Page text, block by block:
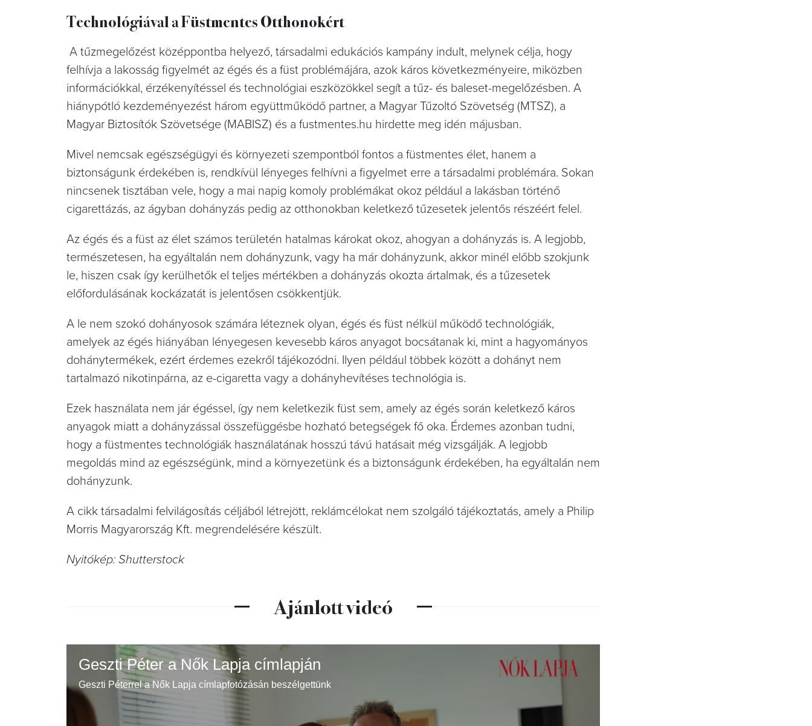
Technológiával a Füstmentes Otthonokért
A tűzmegelőzést középpontba helyező, társadalmi edukációs kampány indult, melynek célja, hogy
felhívja a lakosság figyelmét az égés és a füst problémájára, azok káros következményeire, miközben
információkkal, érzékenyítéssel és technológiai eszközökkel segít a tűz- és baleset-megelőzésben. A
hiánypótló kezdeményezést három együttműködő partner, a Magyar Tűzoltó Szövetség (MTSZ), a
Magyar Biztosítók Szövetsége (MABISZ) és a fustmentes.hu hirdette meg idén májusban.
Mivel nemcsak egészségügyi és környezeti szempontból fontos a füstmentes élet, hanem a
biztonságunk érdekében is, rendkívül lényeges felhívni a figyelmet erre a társadalmi problémára. Sokan
nincsenek tisztában vele, hogy a mai napig komoly problémákat okoz például a lakásban történő
cigarettázás, az ágyban dohányzás pedig az otthonokban keletkező tűzesetek jelentős részéért felel.
Az égés és a füst az élet számos területén hatalmas károkat okoz, ahogyan a dohányzás is. A legjobb,
természetesen, ha egyáltalán nem dohányzunk, vagy ha már dohányzunk, akkor minél előbb szokjunk
le, hiszen csak így kerülhetők el teljes mértékben a dohányzás okozta ártalmak, és a tűzesetek
előfordulásának kockázatát is jelentősen csökkentjük.
A le nem szokó dohányosok számára léteznek olyan, égés és füst nélkül működő technológiák,
amelyek az égés hiányában lényegesen kevesebb káros anyagot bocsátanak ki, mint a hagyományos
dohánytermékek, ezért érdemes ezekről tájékozódni. Ilyen például többek között a dohányt nem
tartalmazó nikotinpárna, az e-cigaretta vagy a dohányhevítéses technológia is.
Ezek használata nem jár égéssel, így nem keletkezik füst sem, amely az égés során keletkező káros
anyagok miatt a dohányzással összefüggésbe hozható betegségek fő oka. Érdemes azonban tudni,
hogy a füstmentes technológiák használatának hosszú távú hatásait még vizsgálják. A legjobb
megoldás mind az egészségünk, mind a környezetünk és a biztonságunk érdekében, ha egyáltalán nem
dohányzunk.
A cikk társadalmi felvilágosítás céljából létrejött, reklámcélokat nem szolgáló tájékoztatás, amely a Philip
Morris Magyarország Kft. megrendelésére készült.
Nyitókép: Shutterstock
Ajánlott videó
Geszti Péter a Nők Lapja címlapján
Geszti Péterrel a Nők Lapja címlapfotózásán beszélgettünk